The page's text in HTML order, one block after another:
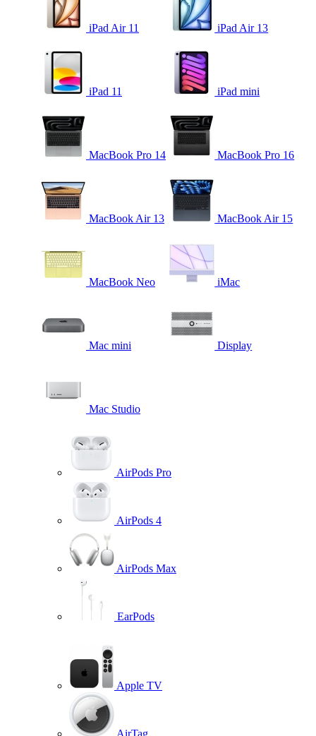
iPad Air 11 iPad Air 13
iPad 11 iPad mini
MacBook Pro 14 MacBook Pro 16
MacBook Air 13 MacBook Air 15
MacBook Neo iMac
Mac mini Display
Mac Studio
AirPods Pro
AirPods 4
AirPods Max
EarPods
Apple TV